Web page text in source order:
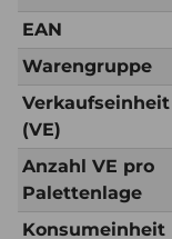
EAN
Warengruppe
Verkaufseinheit
(VE)
Anzahl VE pro
Palettenlage
Konsumeinheit